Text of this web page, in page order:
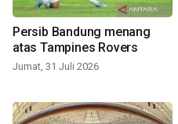
Persib Bandung menang
atas Tampines Rovers
Jumat, 31 Juli 2026